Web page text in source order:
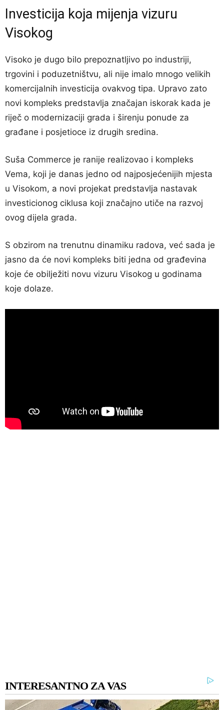
Investicija koja mijenja vizuru
Visokog
Visoko je dugo bilo prepoznatljivo po industriji,
trgovini i poduzetništvu, ali nije imalo mnogo velikih
komercijalnih investicija ovakvog tipa. Upravo zato
novi kompleks predstavlja značajan iskorak kada je
riječ o modernizaciji grada i širenju ponude za
građane i posjetioce iz drugih sredina.
Suša Commerce je ranije realizovao i kompleks
Vema, koji je danas jedno od najposjećenijih mjesta
u Visokom, a novi projekat predstavlja nastavak
investicionog ciklusa koji značajno utiče na razvoj
ovog dijela grada.
S obzirom na trenutnu dinamiku radova, već sada je
jasno da će novi kompleks biti jedna od građevina
koje će obilježiti novu vizuru Visokog u godinama
koje dolaze.